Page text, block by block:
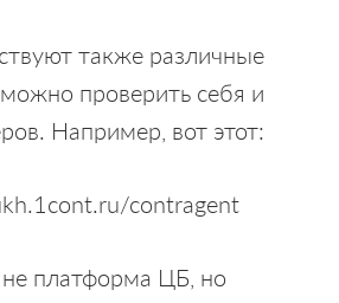
также различные
проверить себя и
Например, вот этот:
contragent
не платформа ЦБ, но